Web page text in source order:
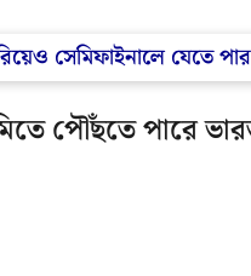
সেমিফাইনালে যেতে
পৌঁছতে পারে